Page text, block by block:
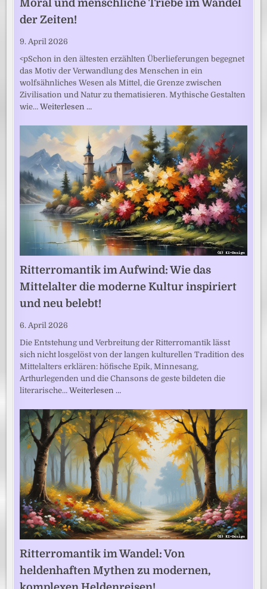
Moral und menschliche Triebe im Wandel
der Zeiten!
9. April 2026
<pSchon in den ältesten erzählten Überlieferungen begegnet
das Motiv der Verwandlung des Menschen in ein
wolfsähnliches Wesen als Mittel, die Grenze zwischen
Zivilisation und Natur zu thematisieren. Mythische Gestalten
wie…Weiterlesen …
Ritterromantik im Aufwind: Wie das
Mittelalter die moderne Kultur inspiriert
und neu belebt!
6. April 2026
Die Entstehung und Verbreitung der Ritterromantik lässt
sich nicht losgelöst von der langen kulturellen Tradition des
Mittelalters erklären: höfische Epik, Minnesang,
Arthurlegenden und die Chansons de geste bildeten die
literarische…Weiterlesen …
Ritterromantik im Wandel: Von
heldenhaften Mythen zu modernen,